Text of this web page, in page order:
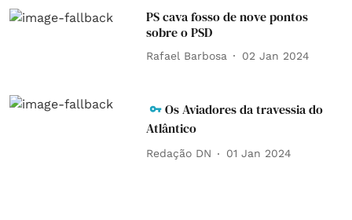
PS cava fosso de nove pontos
sobre o PSD
Rafael Barbosa 02 Jan 2024
Os Aviadores da travessia do
Atlântico
Redação DN 01 Jan 2024